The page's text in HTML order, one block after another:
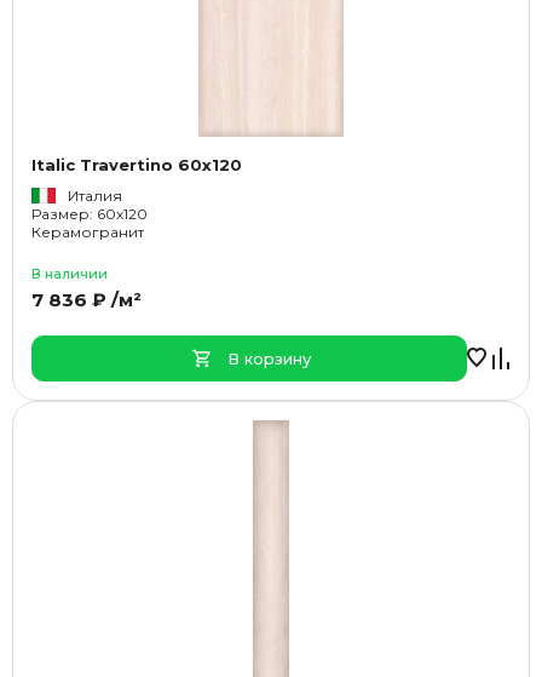
Italic Travertino 60x120
Италия
Размер: 60x120
Керамогранит
В наличии
7 836 ₽ /м²
В корзину